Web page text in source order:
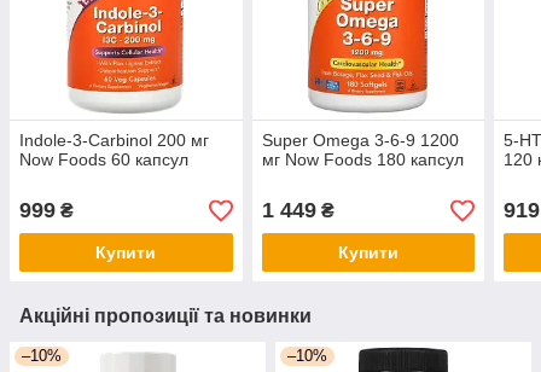
Indole-3-Carbinol 200 мг
Now Foods 60 капсул
999 ₴
Купити
Super Omega 3-6-9 1200
мг Now Foods 180 капсул
1 449₴
Купити
5-
120
919
Акційні пропозиції та новинки
–10% –10%